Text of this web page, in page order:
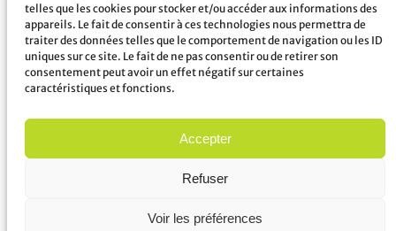
telles que les cookies pour stocker et/ou accéder aux informations des
appareils. Le fait de consentir à ces technologies nous permettra de
traiter des données telles que le comportement de navigation ou les ID
uniques sur ce site. Le fait de ne pas consentir ou de retirer son
consentement peut avoir un effet négatif sur certaines
caractéristiques et fonctions.
Accepter
Refuser
Voir les préférences
02
Juin'26
Ville de Mana
COMMUNIQUÉ A LA POPULATION Panne des
réseaux Orange sur le territoire de Mana
...
© 2026 Mairie de Mana tous droits réservés – Crédit photo